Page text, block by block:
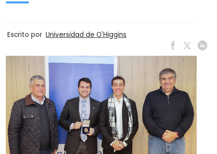
Escrito por Universidad de O'Higgins